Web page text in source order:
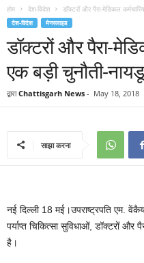
होम देश-विदेश डॉक्टरों और पैरा-मेडिकल
देश-विदेश मेनस्लाइड
डॉक्टरों और पैरा-
एक बड़ी चुनौती-नायडू
द्वारा Chattisgarh News - May 18, 2018
साझा करना
नई दिल्ली 18 मई।उपराष्ट्रपति एम.
पर्याप्त चिकित्सा सुविधाओं, डॉक्टरों और
है।